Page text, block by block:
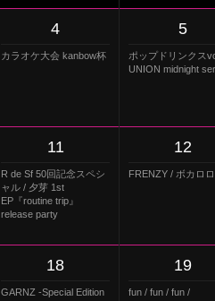
4
カラオケ大会 kanbow杯
5
ポップドリンクス
UNION midnight
11
R de Sf 50回記念スペシ
ャル / 夕芽 1st
EP『routine trip』
release party
12
FRENZY / ボカロロ
18
GARNZ -Special Edition
19
fun / fun / fun /